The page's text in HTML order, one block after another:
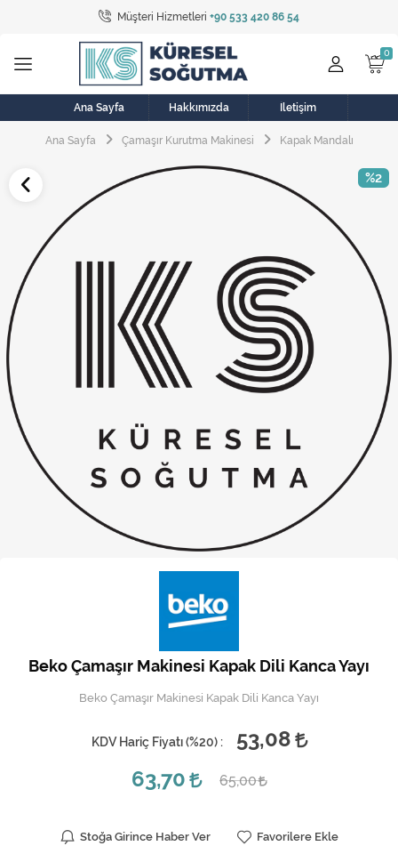
Müşteri Hizmetleri +90 533 420 86 54
Tüm Kategoriler
Bulaşık Makinesi
Buzdolabı
Çamaşır Kurutma Makinesi
Elektrikli Aksamlar
Elektrikli Süpürge
Fan
Fırın, Ocak ve Aspiratör
Klima
Kombi
Musluk
Ana Sayfa Hakkımızda İletişim
Ana Sayfa Çamaşır Kurutma Makinesi Kapak Mandalı
%2
Beko Çamaşır Makinesi Kapak Dili Kanca Yayı
Beko Çamaşır Makinesi Kapak Dili Kanca Yayı
KDV Hariç Fiyatı (%20) :
53,08
63,70
65,00
Stoğa Girince Haber Ver
Favorilere Ekle